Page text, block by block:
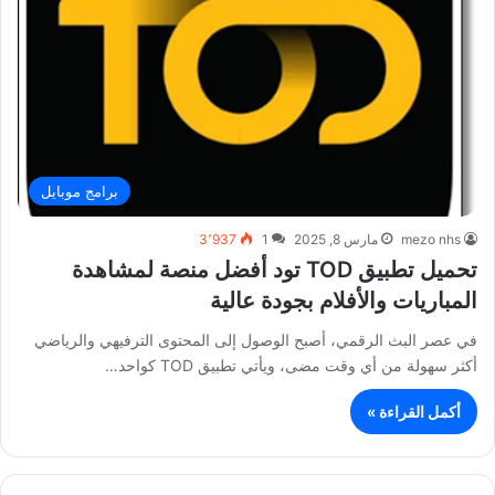
برامج موبايل
mezo nhs مارس 8, 2025 1 3٬937
تحميل تطبيق TOD تود أفضل منصة لمشاهدة
المباريات والأفلام بجودة عالية
في عصر البث الرقمي، أصبح الوصول إلى المحتوى الترفيهي والرياضي
أكثر سهولة من أي وقت مضى، ويأتي تطبيق TOD كواحد…
أكمل القراءة »